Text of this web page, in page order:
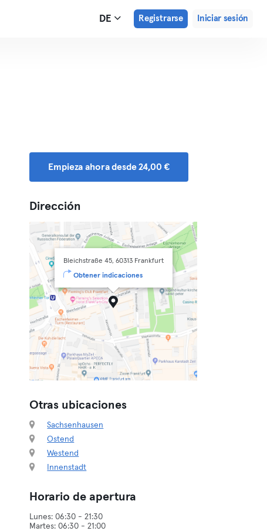
DE Registrarse Iniciar sesión
Empieza ahora desde 24,00 €
Dirección
Bleichstraße 45, 60313 Frankfurt
Obtener indicaciones
Otras ubicaciones
Sachsenhausen
Ostend
Westend
Innenstadt
Horario de apertura
Lunes: 06:30 - 21:30
Martes: 06:30 - 21:00